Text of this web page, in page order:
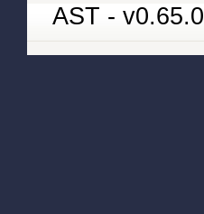
AST - v0.65.0